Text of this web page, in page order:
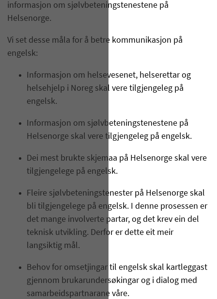
informasjon om sjølvbeteningstenestene på
Helsenorge.
Vi set desse måla for å betre kommunikasjon på
engelsk:
Informasjon om helsevesenet, helserettar og
helsehjelp i Noreg skal vere tilgjengeleg på
engelsk.
Informasjon om sjølvbeteningstenestene på
Helsenorge skal vere tilgjengeleg på engelsk.
Dei mest brukte skjemaa på Helsenorge skal vere
tilgjengelege på engelsk.
Fleire sjølvbeteningstenester på Helsenorge skal
bli tilgjengelege på engelsk. I denne prosessen er
det mange involverte partar, og det krev ein del
teknisk utvikling. Derfor er dette eit meir
langsiktig mål.
Behov for omsetjingar til engelsk skal kartleggast
gjennom brukarundersøkingar og i dialog med
samarbeidspartnarane våre.